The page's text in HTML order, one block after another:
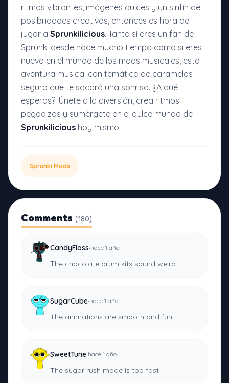
ritmos vibrantes, imágenes dulces y un sinfín de
posibilidades creativas, entonces es hora de
jugar a Sprunkilicious. Tanto si eres un fan de
Sprunki desde hace mucho tiempo como si eres
nuevo en el mundo de los mods musicales, esta
aventura musical con temática de caramelos
seguro que te sacará una sonrisa. ¿A qué
esperas? ¡Únete a la diversión, crea ritmos
pegadizos y sumérgete en el dulce mundo de
Sprunkilicious hoy mismo!
Sprunki Mods
Comments (180)
CandyFloss·hace 1 año
The chocolate drum kits sound weird
SugarCube·hace 1 año
The animations are smooth and fun
SweetTune·hace 1 año
The sugar rush mode is too fast